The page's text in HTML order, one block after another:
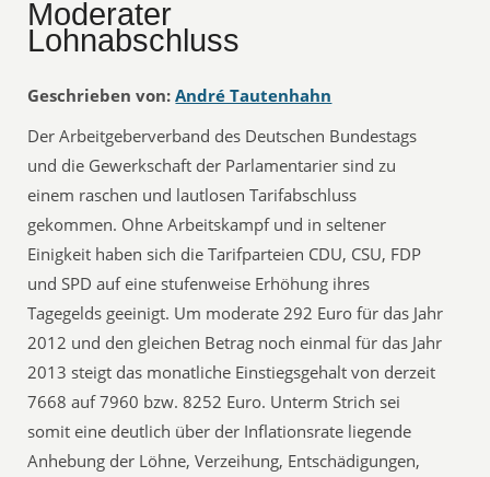
Moderater
Lohnabschluss
Geschrieben von: André Tautenhahn
Der Arbeitgeberverband des Deutschen Bundestags
und die Gewerkschaft der Parlamentarier sind zu
einem raschen und lautlosen Tarifabschluss
gekommen. Ohne Arbeitskampf und in seltener
Einigkeit haben sich die Tarifparteien CDU, CSU, FDP
und SPD auf eine stufenweise Erhöhung ihres
Tagegelds geeinigt. Um moderate 292 Euro für das Jahr
2012 und den gleichen Betrag noch einmal für das Jahr
2013 steigt das monatliche Einstiegsgehalt von derzeit
7668 auf 7960 bzw. 8252 Euro. Unterm Strich sei
somit eine deutlich über der Inflationsrate liegende
Anhebung der Löhne, Verzeihung, Entschädigungen,